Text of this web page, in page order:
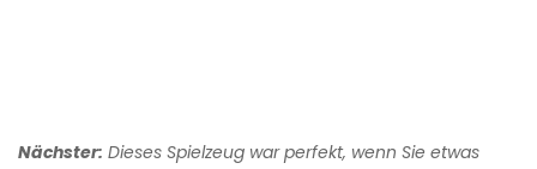
Nächster: Dieses Spielzeug war perfekt, wenn Sie etwas